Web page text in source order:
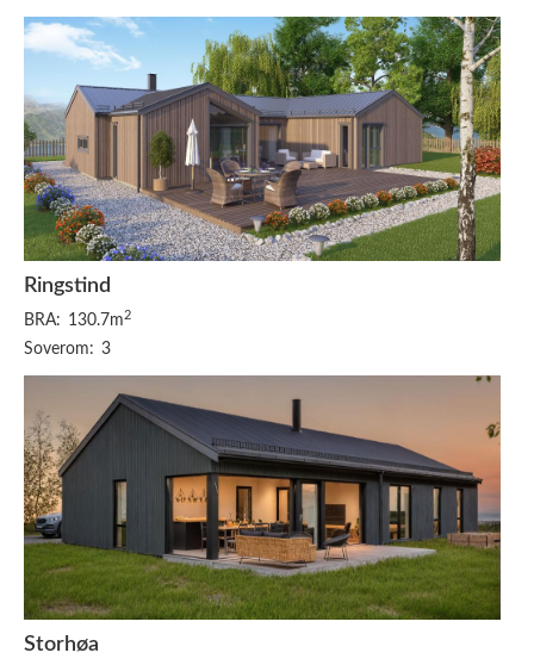
Ringstind
BRA: 130.7m 2
Soverom: 3
Storhøa